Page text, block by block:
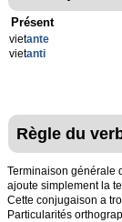
Présent
vietante
vietanti
Règle du
Terminaison générale
ajoute simplement la
Cette conjugaison a
Particularités